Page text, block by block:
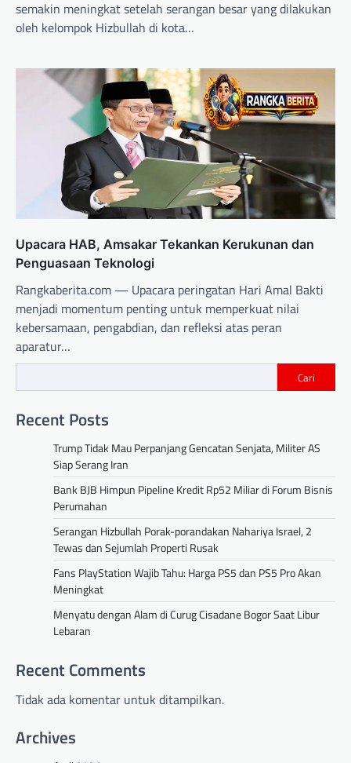
semakin meningkat setelah serangan besar yang dilakukan
oleh kelompok Hizbullah di kota…
Upacara HAB, Amsakar Tekankan Kerukunan dan
Penguasaan Teknologi
Rangkaberita.com — Upacara peringatan Hari Amal Bakti
menjadi momentum penting untuk memperkuat nilai
kebersamaan, pengabdian, dan refleksi atas peran
aparatur…
Cari
Recent Posts
Trump Tidak Mau Perpanjang Gencatan Senjata, Militer AS
Siap Serang Iran
Bank BJB Himpun Pipeline Kredit Rp52 Miliar di Forum Bisnis
Perumahan
Serangan Hizbullah Porak-porandakan Nahariya Israel, 2
Tewas dan Sejumlah Properti Rusak
Fans PlayStation Wajib Tahu: Harga PS5 dan PS5 Pro Akan
Meningkat
Menyatu dengan Alam di Curug Cisadane Bogor Saat Libur
Lebaran
Recent Comments
Tidak ada komentar untuk ditampilkan.
Archives